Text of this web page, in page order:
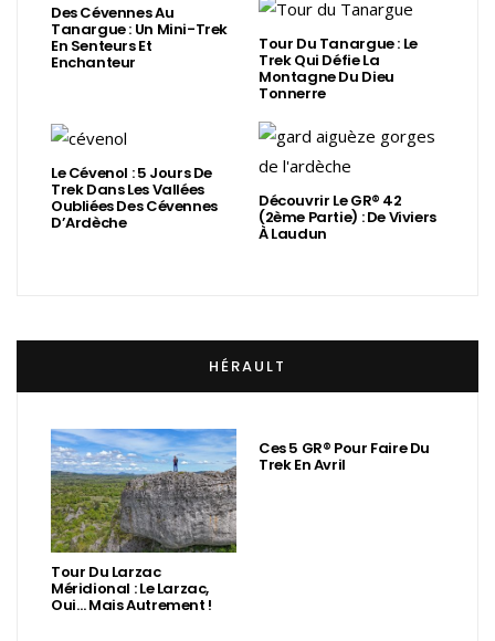
Des Cévennes Au
Tanargue : Un Mini-Trek
En Senteurs Et
Enchanteur
Tour Du Tanargue : Le
Trek Qui Défie La
Montagne Du Dieu
Tonnerre
Le Cévenol : 5 Jours De
Trek Dans Les Vallées
Oubliées Des Cévennes
D’Ardèche
Découvrir Le GR® 42
(2ème Partie) : De Viviers
À Laudun
HÉRAULT
Tour Du Larzac
Méridional : Le Larzac,
Oui… Mais Autrement !
Ces 5 GR® Pour Faire Du
Trek En Avril